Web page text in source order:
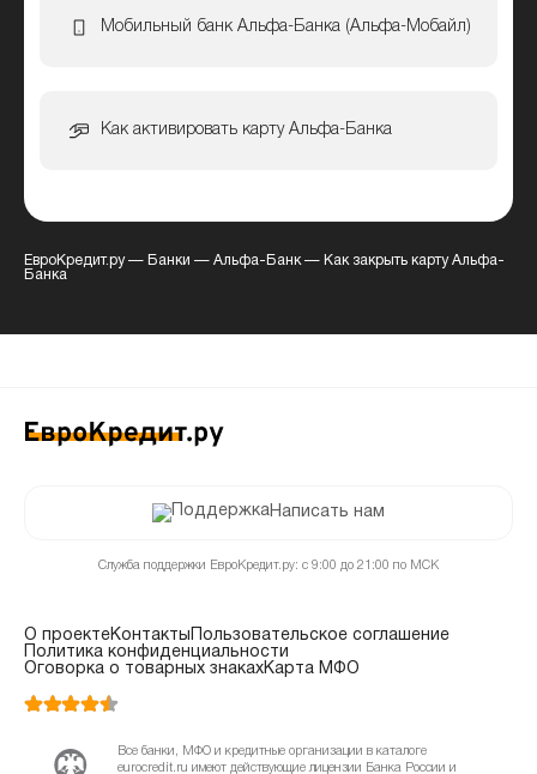
Мобильный банк Альфа-Банка (Альфа-Мобайл)
Как активировать карту Альфа-Банка
ЕвроКредит.ру— Банки — Альфа-Банк — Как закрыть карту Альфа-
Банка
Написать нам
Служба поддержки ЕвроКредит.ру: с 9:00 до 21:00 по МСК
О проектеКонтакты
Пользовательское соглашение
Политика конфиденциальности
Оговорка о товарных знакахКарта МФО
Все банки, МФО и кредитные организации в каталоге
eurocredit.ru имеют действующие лицензии Банка России и